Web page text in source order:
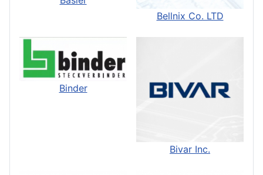
Bellnix Co. LTD
Binder
Bivar Inc.